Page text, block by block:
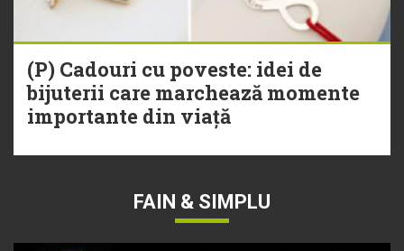
(P) Cadouri cu poveste: idei de
bijuterii care marchează momente
importante din viață
FAIN & SIMPLU